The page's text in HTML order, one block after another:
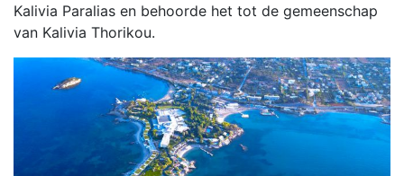
Kalivia Paralias en behoorde het tot de gemeenschap
van Kalivia Thorikou.